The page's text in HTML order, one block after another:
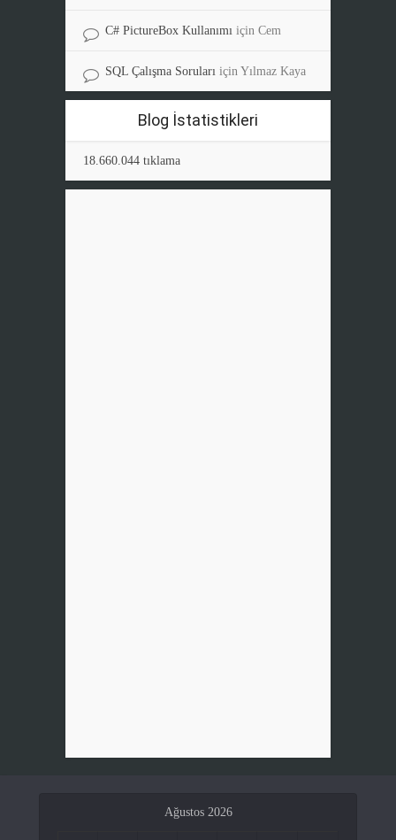
C# PictureBox Kullanımı için Cem
SQL Çalışma Soruları için Yılmaz Kaya
Blog İstatistikleri
18.660.044 tıklama
Ağustos 2026